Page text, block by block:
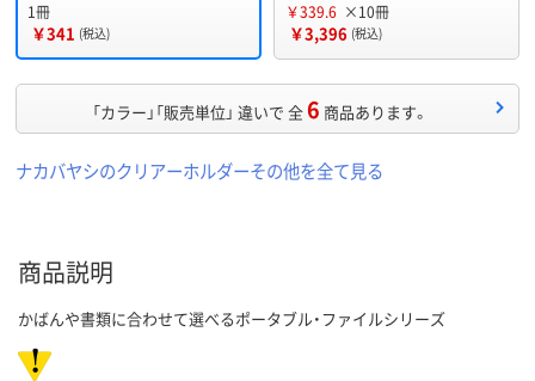
1冊
￥341 (税込)
￥339.6 ×10冊
￥3,396 (税込)
「カラー」「販売単位」 違いで 全6 商品あります。
ナカバヤシのクリアーホルダーその他を全て見る
商品説明
かばんや書類に合わせて選べるポータブル・ファイルシリーズ